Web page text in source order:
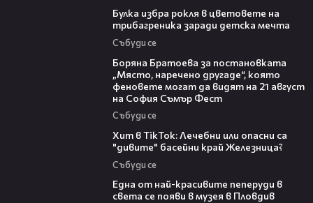
Булка избра рокля в цветовете на
трибагреника заради детска мечта
Събуди се
Боряна Братоева за постановката
„Място, наречено другаде“, която
феновете могат да видят на 21 август
на София Съмър Фест
Събуди се
Хит в TikTok: Лечебни или опасни са
"дивите" басейни край Железница?
Събуди се
Една от най-красивите пеперуди в
света се появи в музея в Пловдив